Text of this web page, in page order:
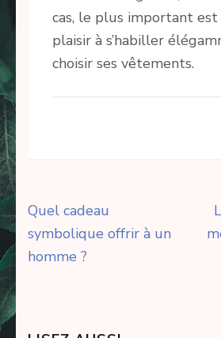
cas, le plus important
plaisir à s’habiller
choisir ses vêtements.
Navigation
de
l’article
Quel cadeau
symbolique offrir à un
homme ?